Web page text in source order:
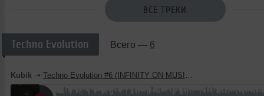
ВСЕ ТРЕКИ
Techno Evolution Всего — 6
Kubik ➝ Techno Evolution #6 (INFINITY ON MUSIC PODCAST)